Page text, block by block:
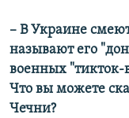
– В Украине
называют его
военных
Что вы можете
Чечни?